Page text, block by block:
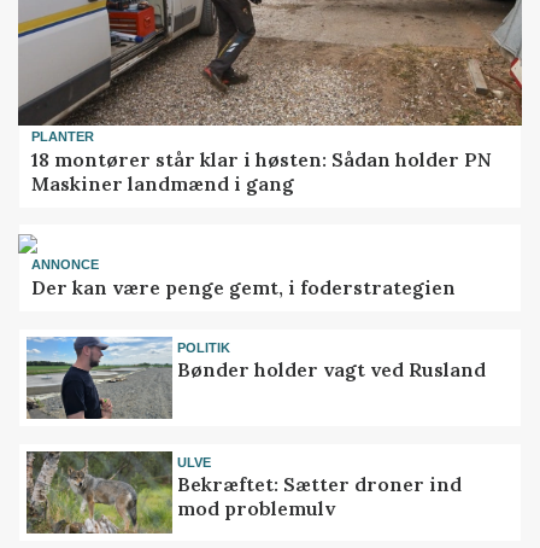
PLANTER
18 montører står klar i høsten: Sådan holder PN
Maskiner landmænd i gang
ANNONCE
Der kan være penge gemt, i foderstrategien
POLITIK
Bønder holder vagt ved Rusland
ULVE
Bekræftet: Sætter droner ind
mod problemulv